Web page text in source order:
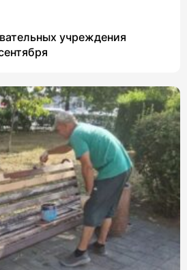
учреждения